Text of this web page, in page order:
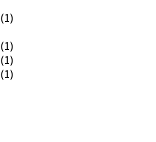
(1)
(1)
(1)
(1)